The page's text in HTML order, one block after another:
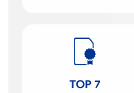
TOP 7